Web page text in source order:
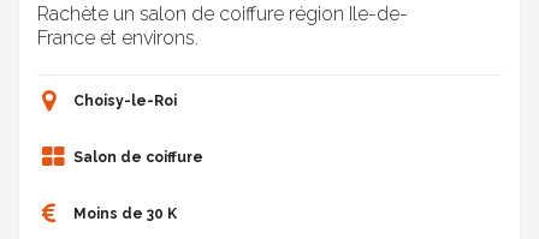
Rachète un salon de coiffure région Ile-de-
France et environs.
Choisy-le-Roi
Salon de coiffure
Moins de 30 K